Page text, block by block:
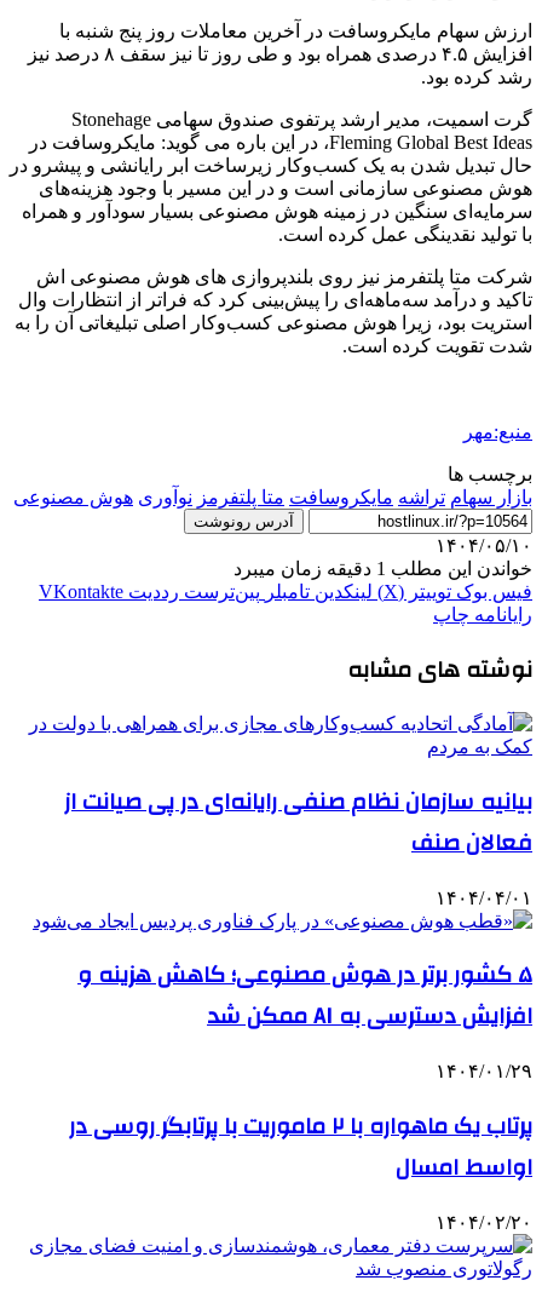
ارزش سهام مایکروسافت در آخرین معاملات روز پنج شنبه با
افزایش ۴.۵ درصدی همراه بود و طی روز تا نیز سقف ۸ درصد نیز
رشد کرده بود.
گرت اسمیت، مدیر ارشد پرتفوی صندوق سهامی Stonehage
Fleming Global Best Ideas، در این باره می گوید: مایکروسافت در
حال تبدیل شدن به یک کسب‌وکار زیرساخت ابر رایانشی و پیشرو در
هوش مصنوعی سازمانی است و در این مسیر با وجود هزینه‌های
سرمایه‌ای سنگین در زمینه هوش مصنوعی بسیار سودآور و همراه
با تولید نقدینگی عمل کرده است.
شرکت متا پلتفرمز نیز روی بلندپروازی های هوش مصنوعی اش
تاکید و درآمد سه‌ماهه‌ای را پیش‌بینی کرد که فراتر از انتظارات وال
استریت بود، زیرا هوش مصنوعی کسب‌وکار اصلی تبلیغاتی آن را به
شدت تقویت کرده است.
منبع:مهر
برچسب ها
بازار سهام تراشه مایکروسافت متا پلتفرمز نوآوری هوش مصنوعی
آدرس رونوشت
۱۴۰۴/۰۵/۱۰
خواندن این مطلب 1 دقیقه زمان میبرد
فیس بوک توییتر (X) لینکدین ‫تامبلر ‫پین‌ترست ‫رددیت ‫VKontakte
رایانامه چاپ
نوشته های مشابه
بیانیه سازمان نظام صنفی رایانه‌ای در پی صیانت از
فعالان صنف
۱۴۰۴/۰۴/۰۱
۵ کشور برتر در هوش مصنوعی؛ کاهش هزینه و
افزایش دسترسی به AI ممکن شد
۱۴۰۴/۰۱/۲۹
پرتاب یک ماهواره با ۲ ماموریت با پرتابگر روسی در
اواسط امسال
۱۴۰۴/۰۲/۲۰